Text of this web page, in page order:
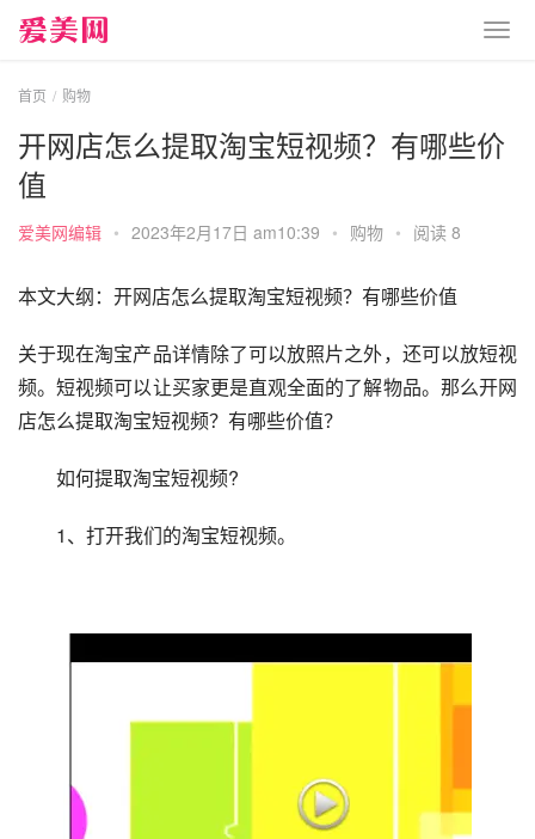
首页 购物
开网店怎么提取淘宝短视频？有哪些价
值
爱美网编辑 • 2023年2月17日 am10:39 • 购物 • 阅读 8
本文大纲：开网店怎么提取淘宝短视频？有哪些价值
关于现在淘宝产品详情除了可以放照片之外，还可以放短视
频。短视频可以让买家更是直观全面的了解物品。那么开网
店怎么提取淘宝短视频？有哪些价值？
如何提取淘宝短视频?
1、打开我们的淘宝短视频。